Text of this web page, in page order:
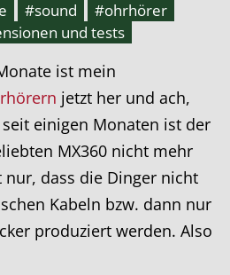
#sound
#ohrhörer
und tests
ist mein
jetzt her und ach,
einigen Monaten ist der
MX360 nicht mehr
nur, dass die Dinger nicht
Kabeln bzw. dann nur
produziert werden. Also